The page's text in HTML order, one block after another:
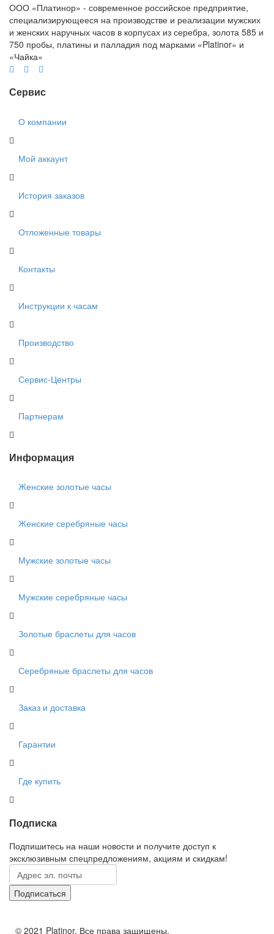
ООО «Платинор» - современное российское предприятие,
специализирующееся на производстве и реализации мужских
и женских наручных часов в корпусах из серебра, золота 585 и
750 пробы, платины и палладия под марками «Platinor» и
«Чайка»
Сервис
О компании
Мой аккаунт
История заказов
Отложенные товары
Контакты
Инструкции к часам
Производство
Сервис-Центры
Партнерам
Информация
Женские золотые часы
Женские серебряные часы
Мужские золотые часы
Мужские серебряные часы
Золотые браслеты для часов
Серебряные браслеты для часов
Заказ и доставка
Гарантии
Где купить
Подписка
Подпишитесь на наши новости и получите доступ к
эксклюзивным спецпредложениям, акциям и скидкам!
© 2021 Platinor. Все права защищены.